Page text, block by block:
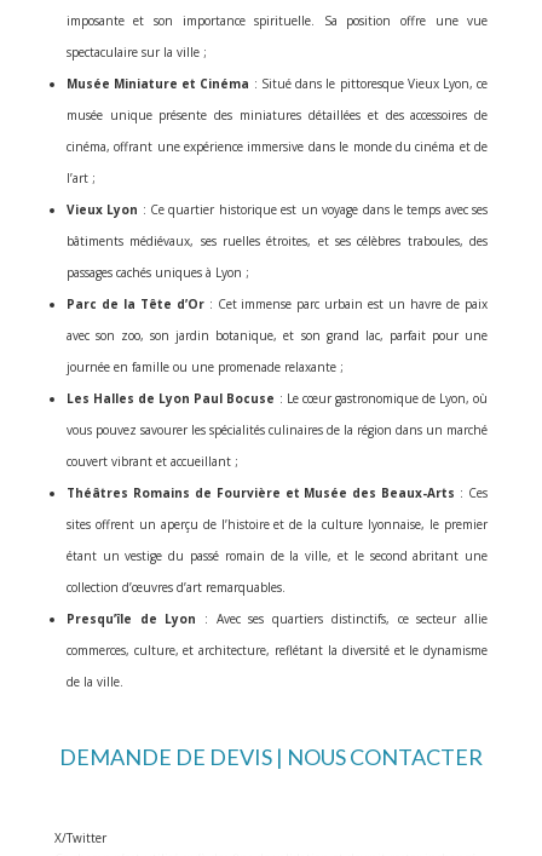
imposante et son importance spirituelle. Sa position offre une vue
spectaculaire sur la ville ;
Musée Miniature et Cinéma : Situé dans le pittoresque Vieux Lyon, ce
musée unique présente des miniatures détaillées et des accessoires de
cinéma, offrant une expérience immersive dans le monde du cinéma et de
l’art ;
Vieux Lyon : Ce quartier historique est un voyage dans le temps avec ses
bâtiments médiévaux, ses ruelles étroites, et ses célèbres traboules, des
passages cachés uniques à Lyon ;
Parc de la Tête d’Or: Cet immense parc urbain est un havre de paix
avec son zoo, son jardin botanique, et son grand lac, parfait pour une
journée en famille ou une promenade relaxante ;
Les Halles de Lyon Paul Bocuse : Le cœur gastronomique de Lyon, où
vous pouvez savourer les spécialités culinaires de la région dans un marché
couvert vibrant et accueillant ;
Théâtres Romains de Fourvière et Musée des Beaux-Arts : Ces
sites offrent un aperçu de l’histoire et de la culture lyonnaise, le premier
étant un vestige du passé romain de la ville, et le second abritant une
collection d’œuvres d’art remarquables.
Presqu’île de Lyon : Avec ses quartiers distinctifs, ce secteur allie
commerces, culture, et architecture, reflétant la diversité et le dynamisme
de la ville.
DEMANDE DE DEVIS | NOUS CONTACTER
X/Twitter